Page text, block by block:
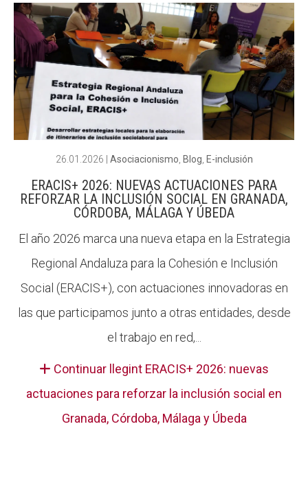
26.01.2026 Asociacionismo Blog E-inclusión
ERACIS+ 2026: NUEVAS ACTUACIONES PARA
REFORZAR LA INCLUSIÓN SOCIAL EN GRANADA,
CÓRDOBA, MÁLAGA Y ÚBEDA
El año 2026 marca una nueva etapa en la Estrategia
Regional Andaluza para la Cohesión e Inclusión
Social (ERACIS+), con actuaciones innovadoras en
las que participamos junto a otras entidades, desde
el trabajo en red,...
Continuar llegint ERACIS+ 2026: nuevas
actuaciones para reforzar la inclusión social en
Granada, Córdoba, Málaga y Úbeda